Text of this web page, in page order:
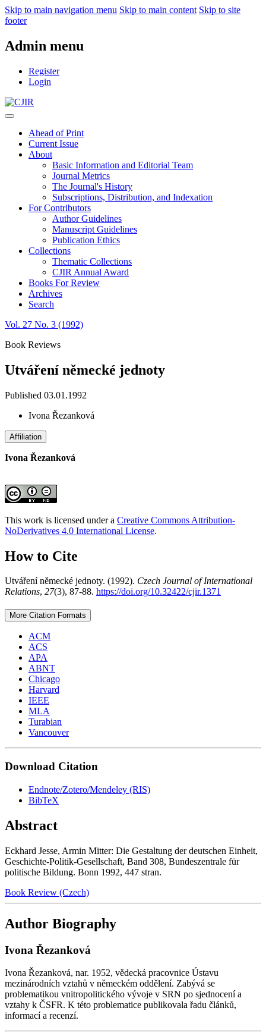
Skip to main navigation menu Skip to main content Skip to site
footer
Admin menu
Register
Login
Ahead of Print
Current Issue
About
Basic Information and Editorial Team
Journal Metrics
The Journal's History
Subscriptions, Distribution, and Indexation
For Contributors
Author Guidelines
Manuscript Guidelines
Publication Ethics
Collections
Thematic Collections
CJIR Annual Award
Books For Review
Archives
Search
Vol. 27 No. 3 (1992)
Book Reviews
Utváření německé jednoty
Published 03.01.1992
Ivona Řezanková
Affiliation
Ivona Řezanková
This work is licensed under a Creative Commons Attribution-
NoDerivatives 4.0 International License.
How to Cite
Utváření německé jednoty. (1992). Czech Journal of International
Relations, 27(3), 87-88. https://doi.org/10.32422/cjir.1371
More Citation Formats
ACM
ACS
APA
ABNT
Chicago
Harvard
IEEE
MLA
Turabian
Vancouver
Download Citation
Endnote/Zotero/Mendeley (RIS)
BibTeX
Abstract
Eckhard Jesse, Armin Mitter: Die Gestaltung der deutschen Einheit,
Geschichte-Politik-Gesellschaft, Band 308, Bundeszentrale für
politische Bildung. Bonn 1992, 447 stran.
Book Review (Czech)
Author Biography
Ivona Řezanková
Ivona Řezanková, nar. 1952, vědecká pracovnice Ústavu
mezinárodních vztahů v německém oddělení. Zabývá se
problematikou vnitropolitického vývoje v SRN po sjednocení a
vztahy k ČSFR. K této problematice publikovala řadu článků,
informací a recenzí.